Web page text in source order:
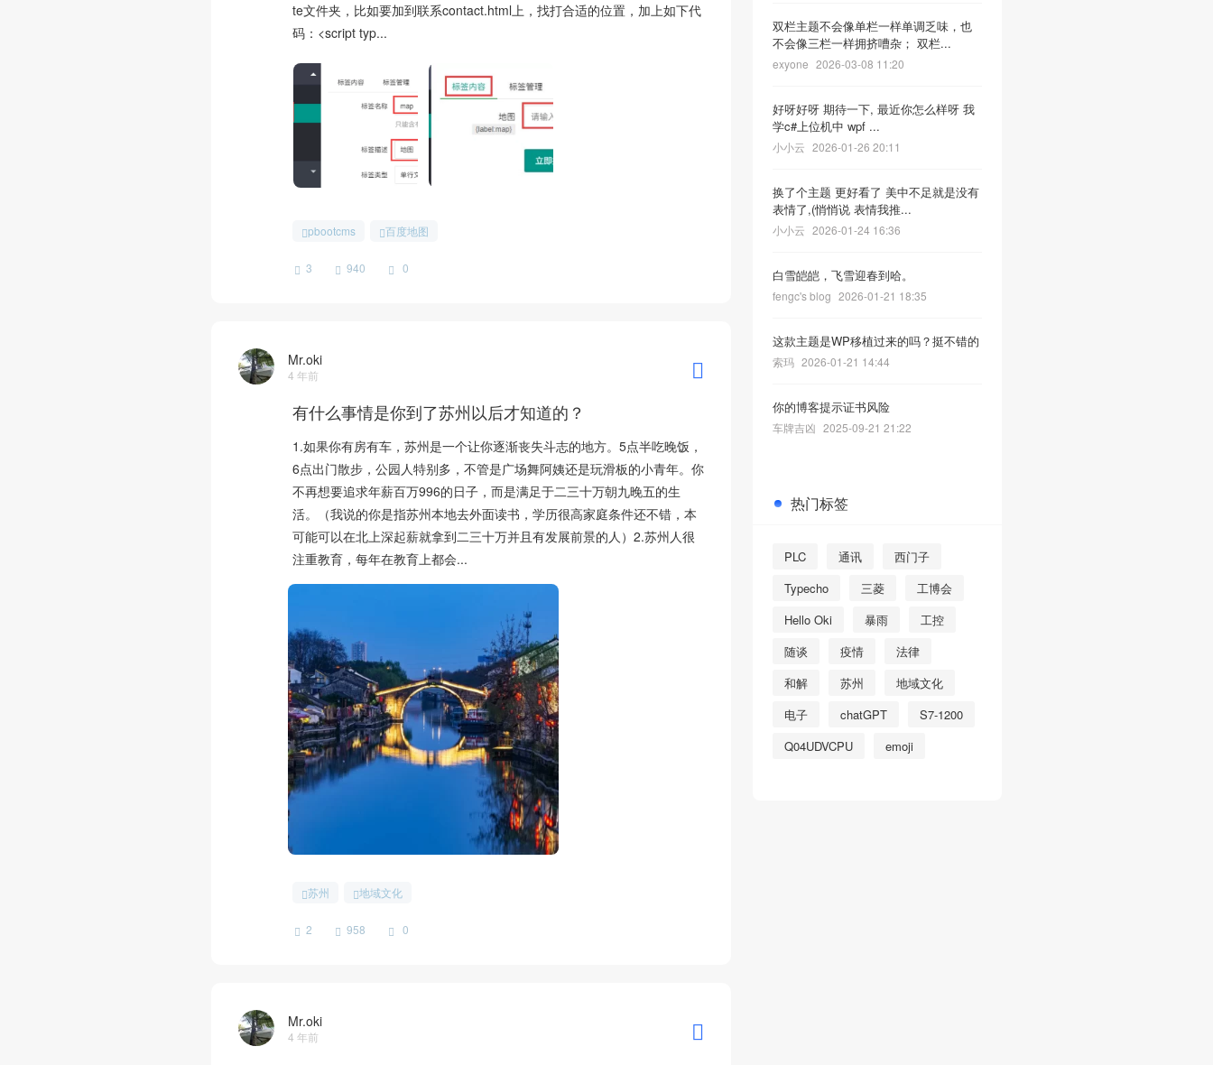
te文件夹，比如要加到联系contact.html上，找打合适的位置，加上如下代
码：<script typ...
pbootcms 百度地图
3 940 0
Mr.oki
4 年前
有什么事情是你到了苏州以后才知道的？
1.如果你有房有车，苏州是一个让你逐渐丧失斗志的地方。5点半吃晚饭，
6点出门散步，公园人特别多，不管是广场舞阿姨还是玩滑板的小青年。你
不再想要追求年薪百万996的日子，而是满足于二三十万朝九晚五的生
活。（我说的你是指苏州本地去外面读书，学历很高家庭条件还不错，本
可能可以在北上深起薪就拿到二三十万并且有发展前景的人）2.苏州人很
注重教育，每年在教育上都会...
苏州 地域文化
2 958 0
Mr.oki
4 年前
双栏主题不会像单栏一样单调乏味，也
不会像三栏一样拥挤嘈杂； 双栏...
exyone 2026-03-08 11:20
好呀好呀 期待一下, 最近你怎么样呀 我
学c#上位机中 wpf ...
小小云 2026-01-26 20:11
换了个主题 更好看了 美中不足就是没有
表情了,(悄悄说 表情我推...
小小云 2026-01-24 16:36
白雪皑皑，飞雪迎春到哈。
fengc's blog 2026-01-21 18:35
这款主题是WP移植过来的吗？挺不错的
索玛 2026-01-21 14:44
你的博客提示证书风险
车牌吉凶 2025-09-21 21:22
热门标签
PLC 通讯
西门子
Typecho
三菱
工博会
Hello Oki
暴雨
工控
随谈
疫情
法律
和解
苏州
地域文化
电子
chatGPT
S7-1200
Q04UDVCPU
emoji